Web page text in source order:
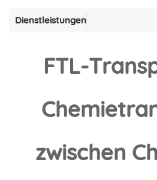
Dienstleistungen
FTL-
zwischen